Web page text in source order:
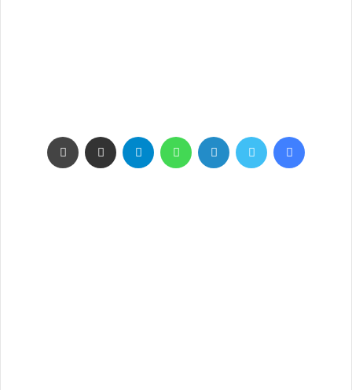
فيسبوك تويتر لينكدإن واتساب تيلقرام مشاركة عبر البريد